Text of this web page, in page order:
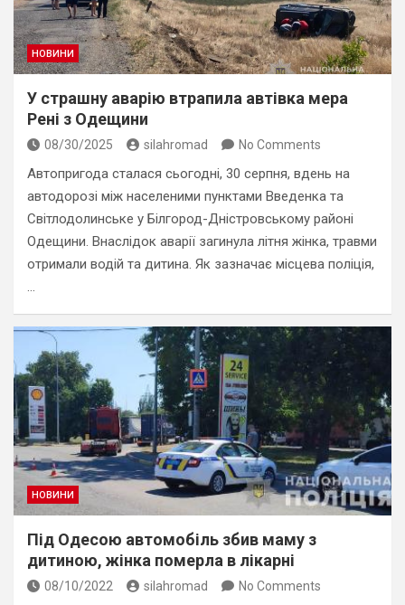
НОВИНИ
У страшну аварію втрапила автівка мера
Рені з Одещини
08/30/2025 silahromad No Comments
Автопригода сталася сьогодні, 30 серпня, вдень на
автодорозі між населеними пунктами Введенка та
Світлодолинське у Білгород-Дністровському районі
Одещини. Внаслідок аварії загинула літня жінка, травми
отримали водій та дитина. Як зазначає місцева поліція,
…
НОВИНИ
Під Одесою автомобіль збив маму з
дитиною, жінка померла в лікарні
08/10/2022 silahromad No Comments